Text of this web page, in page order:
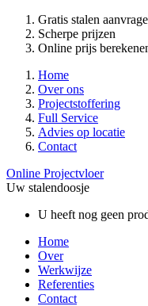
Gratis stalen
Scherpe prijzen
Online prijs
Home
Over ons
Projectstoffering
Full Service
Advies op locatie
Contact
Online Projectvloer
Uw stalendoosje
U heeft nog geen
Home
Over
Werkwijze
Referenties
Contact